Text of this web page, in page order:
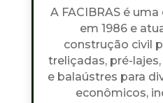
A FACIBRAS é
em 1986 e
construção civil
treliçadas, pré-
e balaústres para
econômicos,